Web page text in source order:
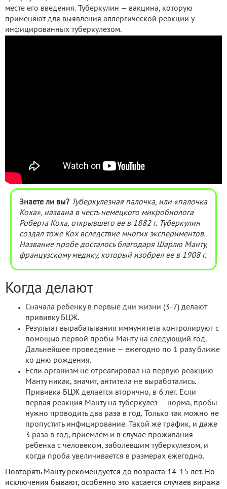
месте его введения. Туберкулин — вакцина, которую
применяют для выявления аллергической реакции у
инфицированных туберкулезом.
Знаете ли вы? Туберкулезная палочка, или «палочка
Коха», названа в честь немецкого микробиолога
Роберта Коха, открывшего ее в 1882 г. Туберкулин
создал тоже Кох вследствие многих экспериментов.
Название пробе досталось благодаря Шарлю Манту,
французскому медику, который изобрел ее в 1908 г.
Когда делают
Сначала ребенку в первые дни жизни (3-7) делают
прививку БЦЖ.
Результат вырабатывания иммунитета контролируют с
помощью первой пробы Манту на следующий год.
Дальнейшее проведение — ежегодно по 1 разу ближе
ко дню рождения.
Если организм не отреагировал на первую реакцию
Манту никак, значит, антитела не выработались.
Прививка БЦЖ делается вторично, в 6 лет. Если
первая реакция Манту на туберкулез — норма, пробы
нужно проводить два раза в год. Только так можно не
пропустить инфицирование. Такой же график, и даже
3 раза в год, приемлем и в случае проживания
ребенка с человеком, заболевшим туберкулезом, и
когда проба увеличивается в размерах ежегодно.
Повторять Манту рекомендуется до возраста 14-15 лет. Но
исключения бывают, особенно это касается случаев виража